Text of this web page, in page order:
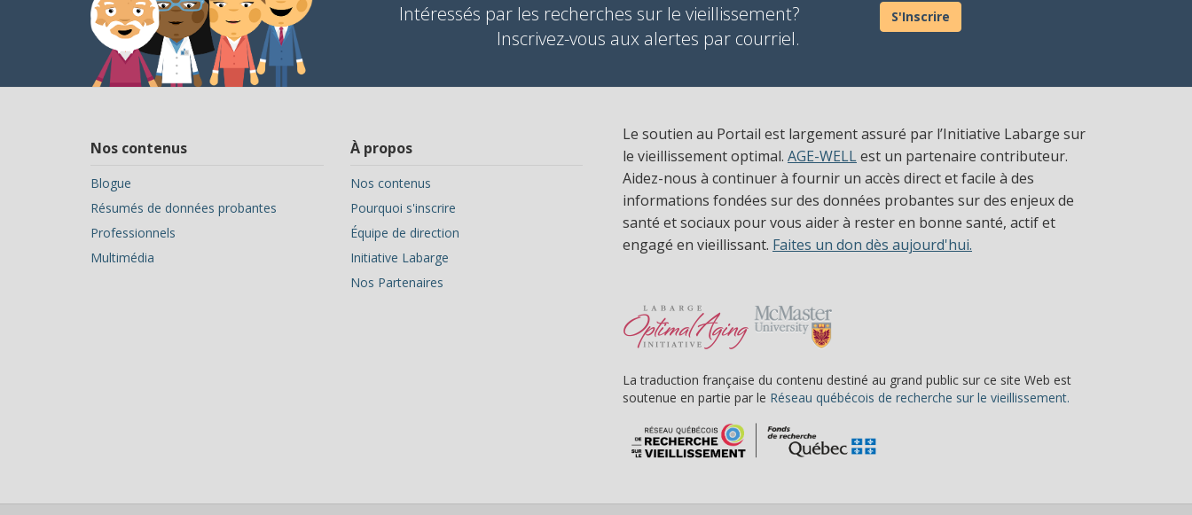
Intéressés par les recherches sur le vieillissement?
Inscrivez-vous aux alertes par courriel.
S'Inscrire
Nos contenus
Blogue
Résumés de données probantes
Professionnels
Multimédia
À propos
Nos contenus
Pourquoi s'inscrire
Équipe de direction
Initiative Labarge
Nos Partenaires
Le soutien au Portail est largement assuré par l’Initiative Labarge sur
le vieillissement optimal. AGE-WELLest un partenaire contributeur.
Aidez-nous à continuer à fournir un accès direct et facile à des
informations fondées sur des données probantes sur des enjeux de
santé et sociaux pour vous aider à rester en bonne santé, actif et
engagé en vieillissant. Faites un don dès aujourd'hui.
La traduction française du contenu destiné au grand public sur ce site Web est
soutenue en partie par le Réseau québécois de recherche sur le vieillissement.